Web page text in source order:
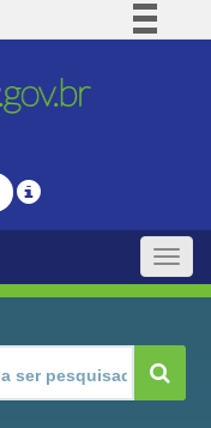
Comunica BR
Legislação
Toggle